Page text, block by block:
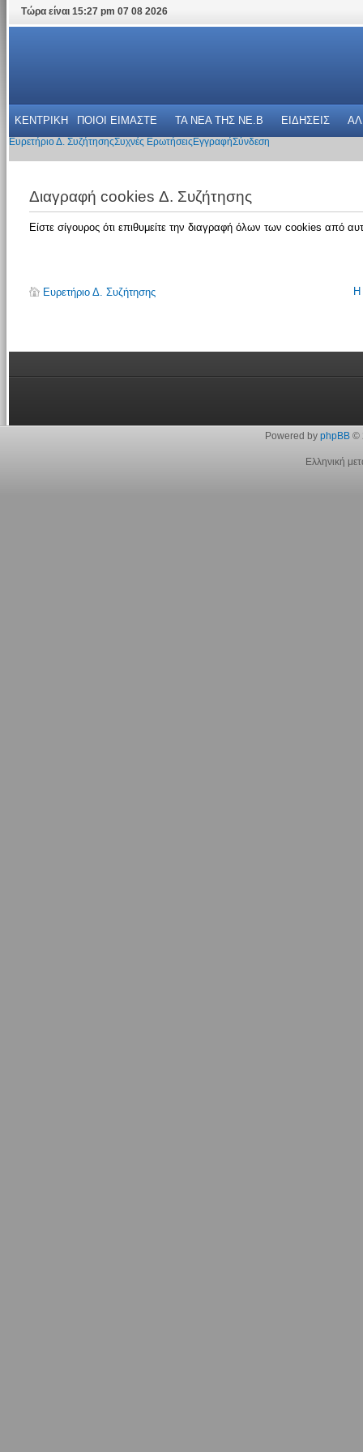
Τώρα είναι 15:27 pm 07 08 2026
ΚΕΝΤΡΙΚΗ ΠΟΙΟΙ ΕΙΜΑΣΤΕ ΤΑ ΝΕΑ THΣ NE.B ΕΙΔΗΣΕΙΣ
Ευρετήριο Δ. ΣυζήτησηςΣυχνές Ερωτήσεις ΕγγραφήΣύνδεση
Διαγραφή cookies Δ. Συζήτησης
Είστε σίγουρος ότι επιθυμείτε την διαγραφή όλων των cookies από
Ευρετήριο Δ. Συζήτησης Η
Powered by phpBB©
Ελληνική